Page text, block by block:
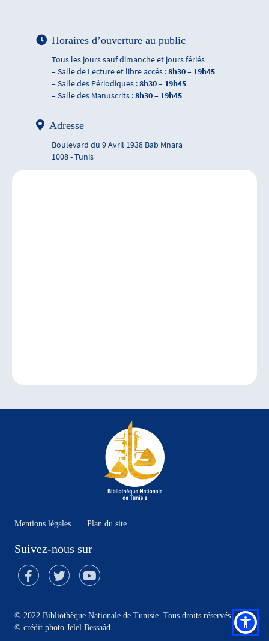
Horaires d’ouverture au public
Tous les jours sauf dimanche et jours fériés
– Salle de Lecture et libre accés :8h30 – 19h45
– Salle des Périodiques :8h30 – 19h45
– Salle des Manuscrits :8h30 – 19h45
Adresse
Boulevard du 9 Avril 1938 Bab Mnara
1008 - Tunis
Mentions légales | Plan du site
Suivez-nous sur
© 2022 Bibliothèque Nationale de Tunisie. Tous droits réservés.
© crédit photo Jelel Bessaâd